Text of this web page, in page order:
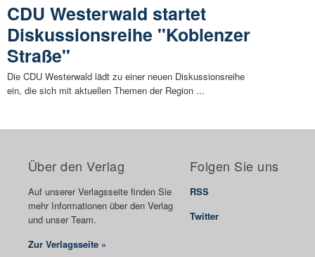
CDU Westerwald startet
Diskussionsreihe "Koblenzer
Straße"
Die CDU Westerwald lädt zu einer neuen Diskussionsreihe
ein, die sich mit aktuellen Themen der Region ...
Über den Verlag
Auf unserer Verlagsseite finden Sie
mehr Informationen über den Verlag
und unser Team.
Zur Verlagsseite »
Folgen Sie uns
RSS
Twitter